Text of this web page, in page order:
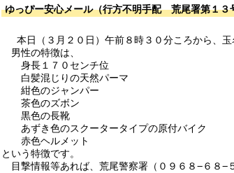
ゆっぴー安心メール（行方不明手配 荒尾署第１３
男性の特徴は、
身長１７０センチ位
白髪混じりの天然パーマ
紺色のジャンパー
茶色のズボン
黒色の長靴
あずき色のスクータータイプの原付バイク
赤色ヘルメット
という特徴です。
目撃情報等あれば、荒尾警察署（０９６８−６８−